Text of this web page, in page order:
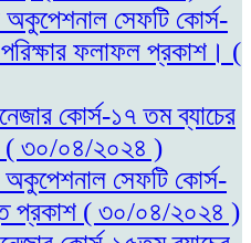
অকুপেশনাল সেফটি কোর্স-
পরিক্ষার ফলাফল প্রকাশ। (
কোর্স-১৭ তম ব্যাচের
( ৩০/০৪/২০২৪ )
অকুপেশনাল সেফটি কোর্স-
প্রকাশ ( ৩০/০৪/২০২৪ )